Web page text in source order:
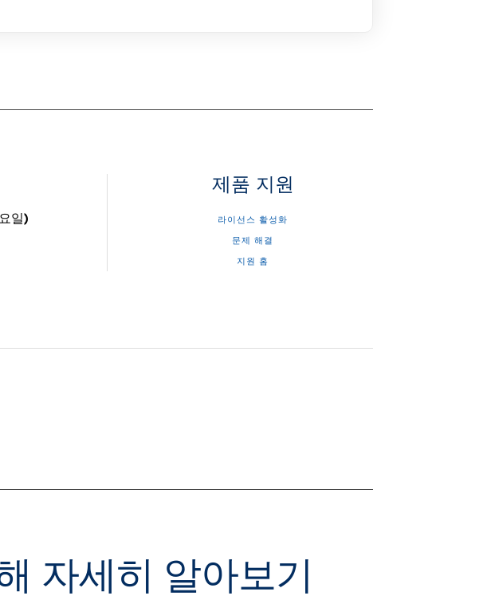
일)
제품 지원
라이선스 활성화
문제 해결
지원 홈
자세히 알아보기